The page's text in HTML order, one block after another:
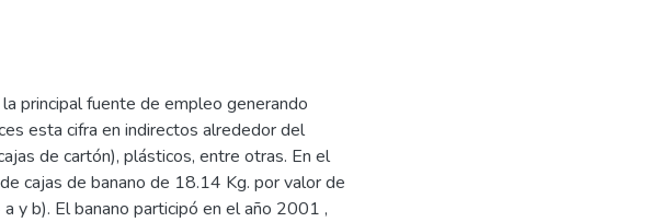
principal fuente de empleo generando
esta cifra en indirectos alrededor del
de cartón), plásticos, entre otras. En el
cajas de banano de 18.14 Kg. por valor de
y b). El banano participó en el año 2001 ,